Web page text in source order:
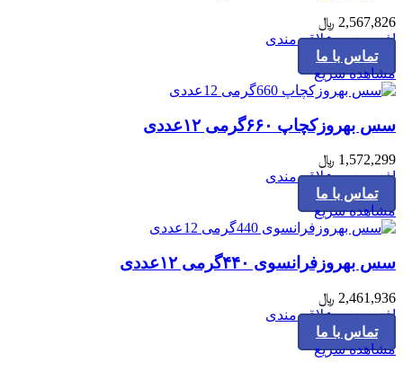
2,567,826 ﷼
افزودن به علاقه مندی
تماس با ما
مشاهده سریع
سس بهروزکچاپ ۶۶۰گرمی ۱۲عددی
1,572,299 ﷼
افزودن به علاقه مندی
تماس با ما
مشاهده سریع
سس بهروزفرانسوی ۴۴۰گرمی ۱۲عددی
2,461,936 ﷼
افزودن به علاقه مندی
تماس با ما
مشاهده سریع